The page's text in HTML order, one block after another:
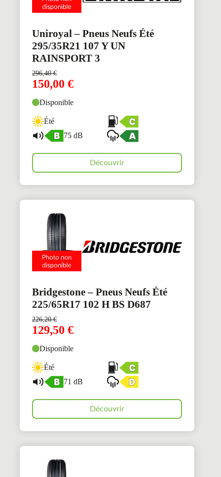
Uniroyal – Pneus Neufs Été
295/35R21 107 Y UN
RAINSPORT 3
296,40€
150,00 €
Disponible
Été
75 dB
Découvrir
Bridgestone – Pneus Neufs Été
225/65R17 102 H BS D687
226,20€
129,50 €
Disponible
Été
71 dB
Découvrir